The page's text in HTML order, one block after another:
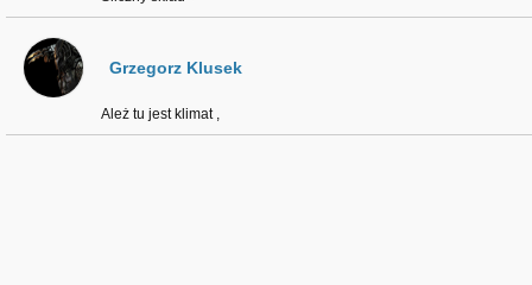
Grzegorz Klusek
Ależ tu jest klimat ,